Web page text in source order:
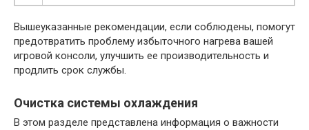
Вышеуказанные рекомендации, если соблюдены, помогут
предотвратить проблему избыточного нагрева вашей
игровой консоли, улучшить ее производительность и
продлить срок службы.
Очистка системы охлаждения
В этом разделе представлена информация о важности